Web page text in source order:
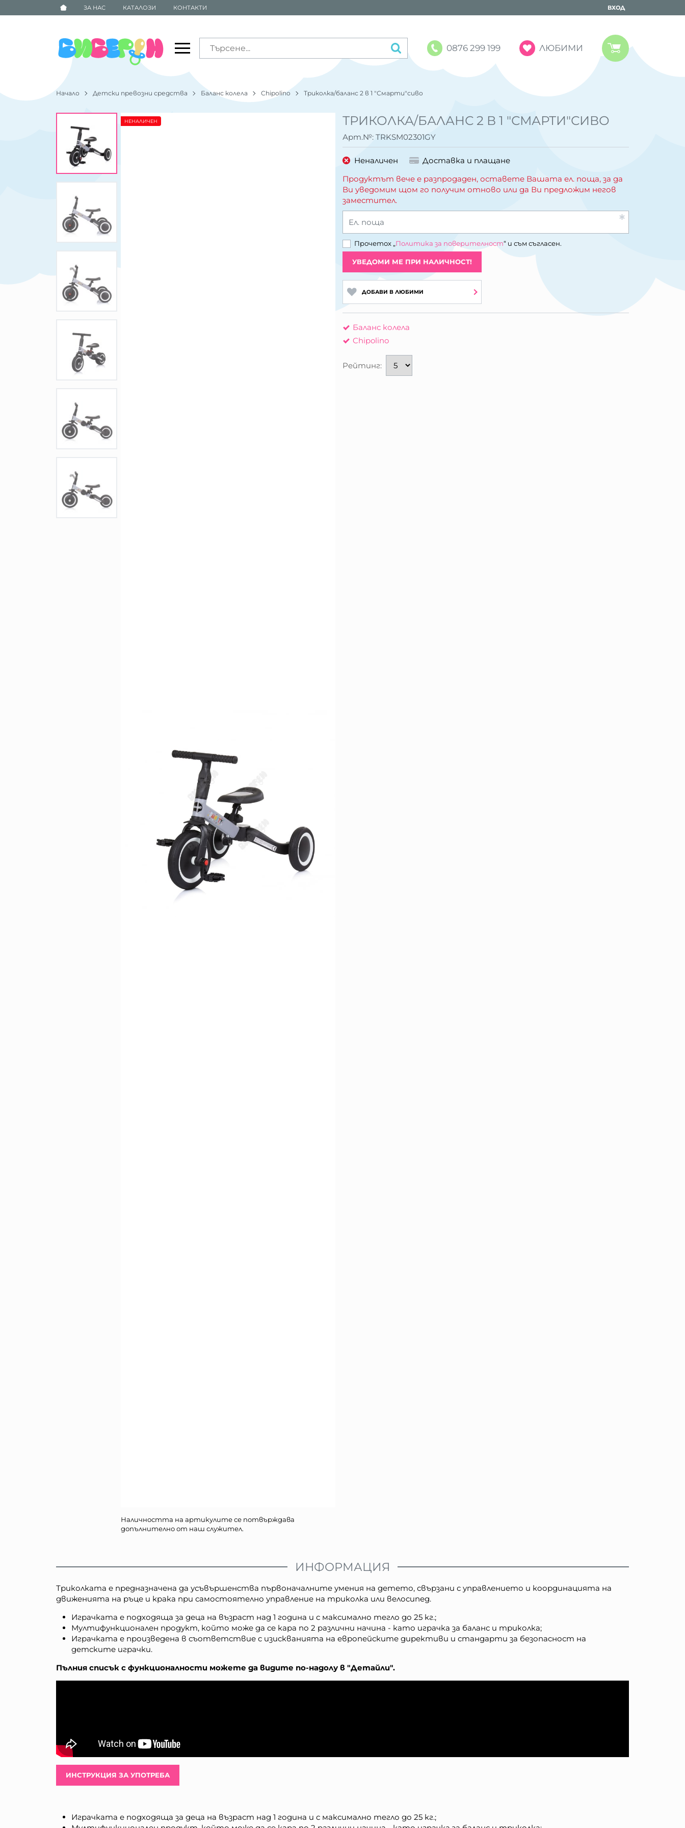
ЗА НАС КАТАЛОЗИ КОНТАКТИ ВХОД
0876 299 199 ЛЮБИМИ
Начало Детски превозни средства Баланс колела Chipolino Триколка/баланс 2 в 1 "Смарти"сиво
ТРИКОЛКА/БАЛАНС 2 В 1 "СМАРТИ"СИВО
Арт.№: TRKSM02301GY
Наличността на артикулите се потвърждава
допълнително от наш служител.
НЕНАЛИЧЕН
Неналичен
Доставка и плащане
Продуктът вече е разпродаден, оставете Вашата ел. поща, за да
Ви уведомим щом го получим отново или да Ви предложим негов
заместител.
Ел. поща
Прочетох „Политика за поверителност“ и съм съгласен.
УВЕДОМИ МЕ ПРИ НАЛИЧНОСТ!
ДОБАВИ В ЛЮБИМИ
Баланс колела
Chipolino
Рейтинг:
ИНФОРМАЦИЯ
Триколката е предназначена да усъвършенства първоначалните умения на детето, свързани с управлението и координацията на
движенията на ръце и крака при самостоятелно управление на триколка или велосипед.
Играчката е подходяща за деца на възраст над 1 година и с максимално тегло до 25 кг.;
Мултифункционален продукт, който може да се кара по 2 различни начина - като играчка за баланс и триколка;
Играчката е произведена в съответствие с изискванията на европейските директиви и стандарти за безопасност на
детските играчки.
Пълния списък с функционалности можете да видите по-надолу в "Детайли".
ИНСТРУКЦИЯ ЗА УПОТРЕБА
Играчката е подходяща за деца на възраст над 1 година и с максимално тегло до 25 кг.;